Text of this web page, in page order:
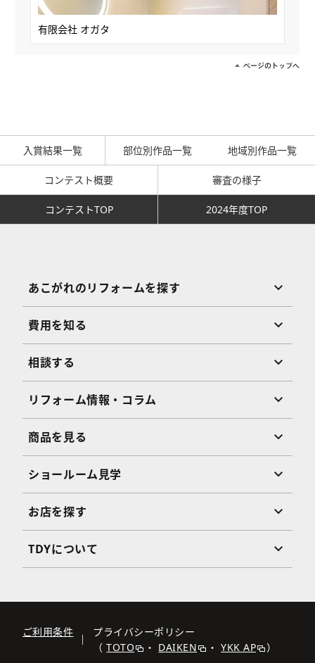
入賞結果一覧 部位別作品一覧 地域別作品一覧
コンテスト概要 審査の様子
コンテストTOP 2024年度TOP
有限会社 オガタ
あこがれのリフォームを探す
費用を知る
相談する
リフォーム情報・コラム
商品を見る
ショールーム見学
お店を探す
TDYについて
ご利用条件
プライバシーポリシー
（TOTO ・ DAIKEN ・YKK AP ）